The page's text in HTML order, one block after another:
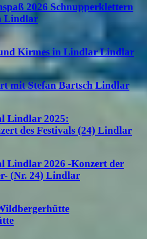
2026 Schnupperklettern
Lindlar
Kirmes in Lindlar Lindlar
mit Stefan Bartsch Lindlar
Lindlar 2025:
des Festivals (24) Lindlar
Lindlar 2026 -Konzert der
(Nr. 24) Lindlar